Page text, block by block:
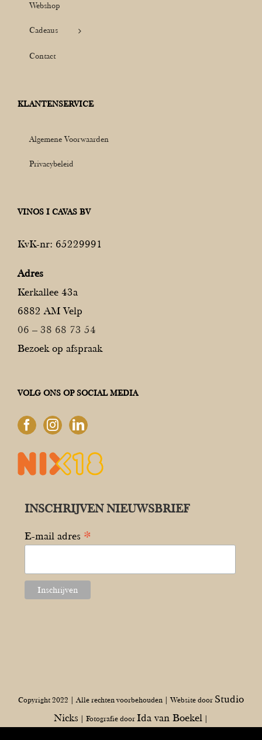
Webshop
Cadeaus
Contact
KLANTENSERVICE
Algemene Voorwaarden
Privacybeleid
VINOS I CAVAS BV
KvK-nr: 65229991
Adres
Kerkallee 43a
6882 AM Velp
06 – 38 68 73 54
Bezoek op afspraak
VOLG ONS OP SOCIAL MEDIA
INSCHRIJVEN NIEUWSBRIEF
E-mail adres *
Copyright 2022 | Alle rechten voorbehouden | Website door Studio
Nicks | Fotografie door Ida van Boekel